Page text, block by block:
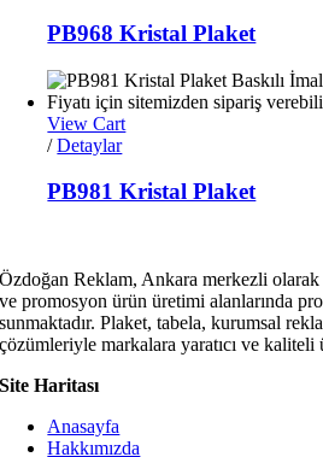
PB968 Kristal Plaket
View Cart
/ Detaylar
PB981 Kristal Plaket
Özdoğan Reklam, Ankara merkezli olarak
ve promosyon ürün üretimi alanlarında
sunmaktadır. Plaket, tabela, kurumsal
çözümleriyle markalara yaratıcı ve kaliteli
Site Haritası
Anasayfa
Hakkımızda